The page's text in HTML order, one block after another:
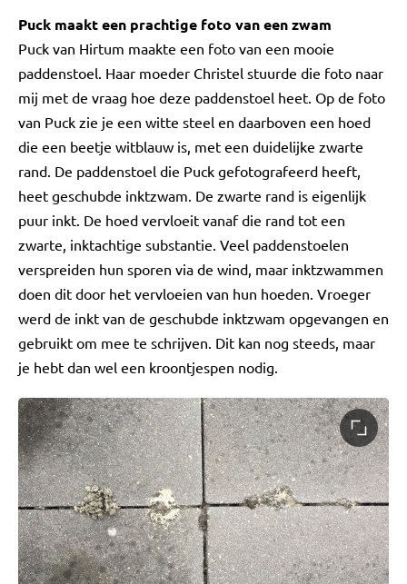
Puck maakt een prachtige foto van een zwam
Puck van Hirtum maakte een foto van een mooie
paddenstoel. Haar moeder Christel stuurde die foto naar
mij met de vraag hoe deze paddenstoel heet. Op de foto
van Puck zie je een witte steel en daarboven een hoed
die een beetje witblauw is, met een duidelijke zwarte
rand. De paddenstoel die Puck gefotografeerd heeft,
heet geschubde inktzwam. De zwarte rand is eigenlijk
puur inkt. De hoed vervloeit vanaf die rand tot een
zwarte, inktachtige substantie. Veel paddenstoelen
verspreiden hun sporen via de wind, maar inktzwammen
doen dit door het vervloeien van hun hoeden. Vroeger
werd de inkt van de geschubde inktzwam opgevangen en
gebruikt om mee te schrijven. Dit kan nog steeds, maar
je hebt dan wel een kroontjespen nodig.